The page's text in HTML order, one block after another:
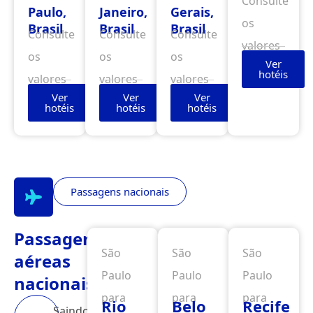
Paulo,
Brasil
Consulte
os
valores
Ver
hotéis
Janeiro,
Brasil
Consulte
os
valores
Ver
hotéis
Gerais,
Brasil
Consulte
os
valores
Ver
hotéis
os
valores
Ver
hotéis
Passagens nacionais
Passagens
aéreas
nacionais
São
Paulo
para
Rio
São
Paulo
para
Belo
São
Paulo
para
Recife